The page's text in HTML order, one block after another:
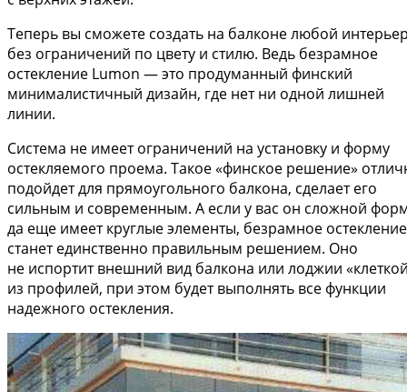
Теперь вы сможете создать на балконе любой
без ограничений по цвету и стилю. Ведь безрамное
остекление Lumon — это продуманный финский
минималистичный дизайн, где нет ни одной лишней
линии.
Система не имеет ограничений на установку и форму
остекляемого проема. Такое «финское решение»
подойдет для прямоугольного балкона, сделает его
сильным и современным. А если у вас он сложной
да еще имеет круглые элементы, безрамное остекление
станет единственно правильным решением. Оно
не испортит внешний вид балкона или лоджии
из профилей, при этом будет выполнять все функции
надежного остекления.